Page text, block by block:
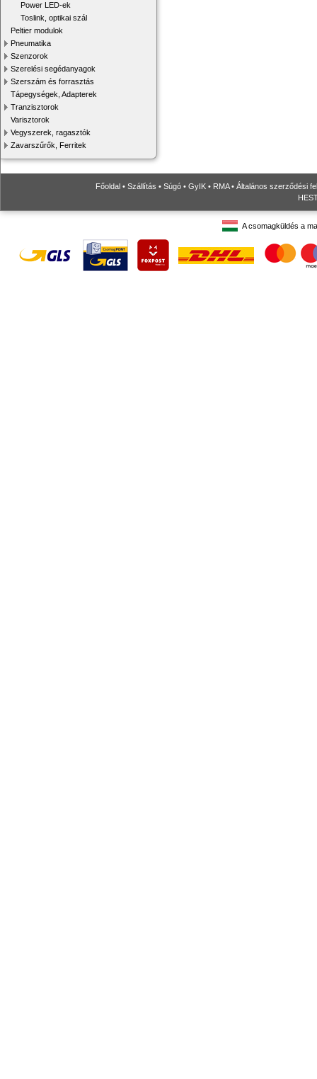
Power LED-ek
Toslink, optikai szál
Peltier modulok
Pneumatika
Szenzorok
Szerelési segédanyagok
Szerszám és forrasztás
Tápegységek, Adapterek
Tranzisztorok
Varisztorok
Vegyszerek, ragasztók
Zavarszűrők, Ferritek
Főoldal • Szállítás • Súgó • GyIK • RMA• Általános szerződési
A csomagküldés a